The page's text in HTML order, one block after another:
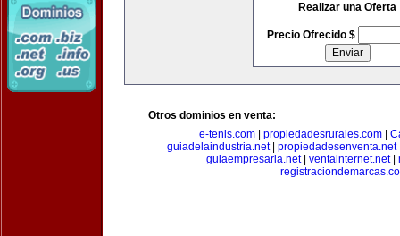
Realizar una Oferta
Precio Ofrecido $
Otros dominios en venta:
e-tenis.com
propiedadesrurales.com
guiadelaindustria.net propiedadesenventa.net
guiaempresaria.net| ventainternet.net|